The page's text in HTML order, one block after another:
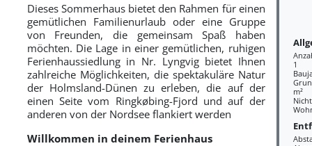
1
m²
Dieses Sommerhaus bietet den Rahmen für einen
gemütlichen Familienurlaub oder eine Gruppe
von Freunden, die gemeinsam Spaß haben
möchten. Die Lage in einer gemütlichen, ruhigen
Ferienhaussiedlung in Nr. Lyngvig bietet Ihnen
zahlreiche Möglichkeiten, die spektakuläre Natur
der Holmsland-Dünen zu erleben, die auf der
einen Seite vom Ringkøbing-Fjord und auf der
anderen von der Nordsee flankiert werden
Willkommen in deinem Ferienhaus